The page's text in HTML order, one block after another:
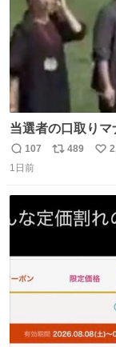
当選者の口取りマナー ・私服での参加 ・スマ
の撮影 ・調教師
ボンにインしていな
返
信
107
リ
ト
数
489
い
1日前